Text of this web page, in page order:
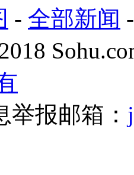
- 全部新闻
报邮箱：